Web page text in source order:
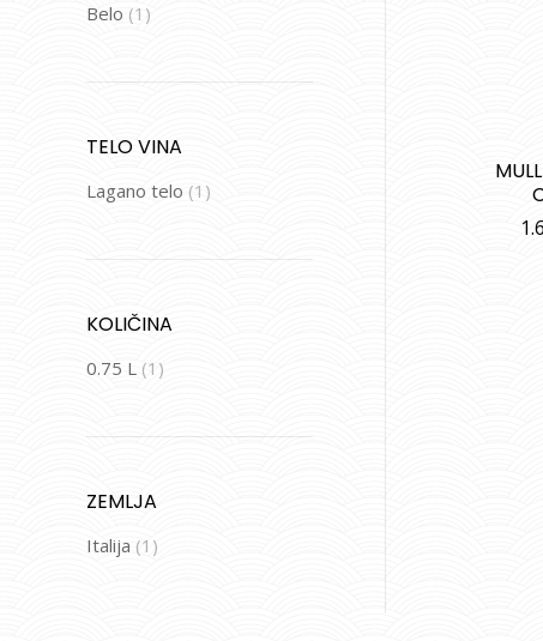
Belo (1)
TELO VINA
Lagano telo (1)
KOLIČINA
0.75 L (1)
ZEMLJA
Italija (1)